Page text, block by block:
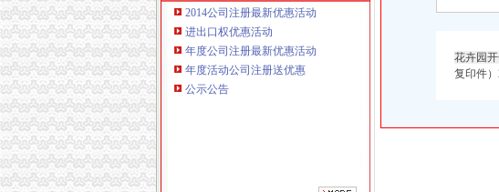
2014公司注册最新优惠活动
进出口权优惠活动
年度公司注册最新优惠活动
年度活动公司注册送优惠
公示公告
重庆臣夫商贸有限公司 （执照专让）
重庆信同广告有限公司 渝沙50万 （工商注册）
重庆慧风涂装材料有限公司 渝高10万 （工商注册）
重庆科发表面处理有限责任公司 渝北800万 （进出口权）
花卉园
复印件